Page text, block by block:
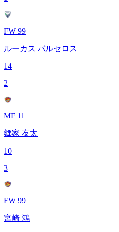
FW 99
ルーカス バルセロス
14
2
MF 11
郷家 友太
10
3
FW 99
宮崎 鴻